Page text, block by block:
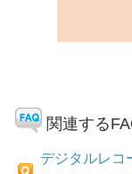
関連する
デジタルレコ